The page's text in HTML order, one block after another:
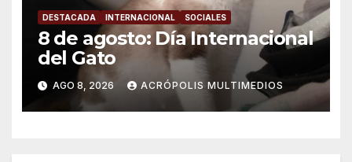
DESTACADA INTERNACIONAL SOCIALES
8 de agosto: Día Internacional
del Gato
AGO 8, 2026 ACRÓPOLIS MULTIMEDIOS